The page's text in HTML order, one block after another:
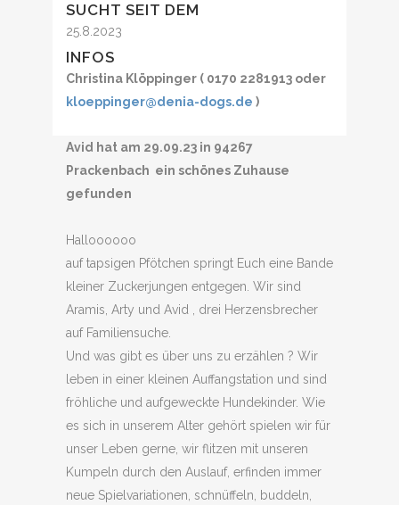
SUCHT SEIT DEM
25.8.2023
INFOS
Christina Klöppinger ( 0170 2281913 oder
kloeppinger@denia-dogs.de )
Avid hat am 29.09.23 in 94267
Prackenbach ein schönes Zuhause
gefunden
Halloooooo
auf tapsigen Pfötchen springt Euch eine Bande
kleiner Zuckerjungen entgegen. Wir sind
Aramis, Arty und Avid , drei Herzensbrecher
auf Familiensuche.
Und was gibt es über uns zu erzählen ? Wir
leben in einer kleinen Auffangstation und sind
fröhliche und aufgeweckte Hundekinder. Wie
es sich in unserem Alter gehört spielen wir für
unser Leben gerne, wir flitzen mit unseren
Kumpeln durch den Auslauf, erfinden immer
neue Spielvariationen, schnüffeln, buddeln,